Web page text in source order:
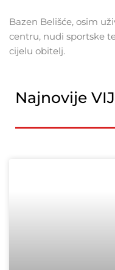
Bazen Belišće, osim
centru, nudi sportske
cijelu obitelj.
Najnovije